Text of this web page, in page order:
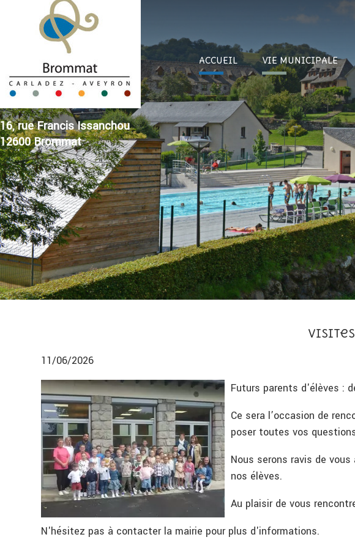
ACCUEIL VIE MUNICIPALE
16, rue Francis Issanchou
12600 Brommat
11/06/2026
Futurs parents d'élèves :
Ce sera l’occasion de
poser toutes vos
Nous serons ravis de
nos élèves.
Au plaisir de vous
N'hésitez pas à contacter la mairie pour plus d'informations.